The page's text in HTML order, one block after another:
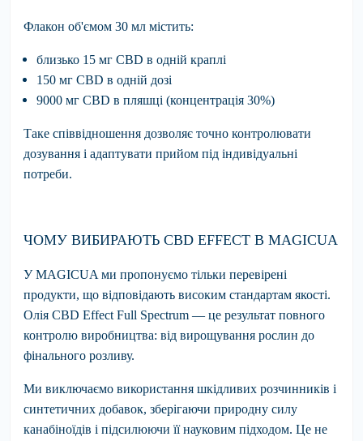
Флакон об'ємом 30 мл містить:
близько 15 мг CBD в одній краплі
150 мг CBD в одній дозі
9000 мг CBD в пляшці (концентрація 30%)
Таке співвідношення дозволяє точно контролювати
дозування і адаптувати прийом під індивідуальні
потреби.
ЧОМУ ВИБИРАЮТЬ CBD EFFECT В MAGICUA
УMAGICUA ми пропонуємо тільки перевірені
продукти, що відповідають високим стандартам якості.
Олія CBD Effect Full Spectrum — це результат повного
контролю виробництва: від вирощування рослин до
фінального розливу.
Ми виключаємо використання шкідливих розчинників і
синтетичних добавок, зберігаючи природну силу
канабіноїдів і підсилюючи її науковим підходом. Це не